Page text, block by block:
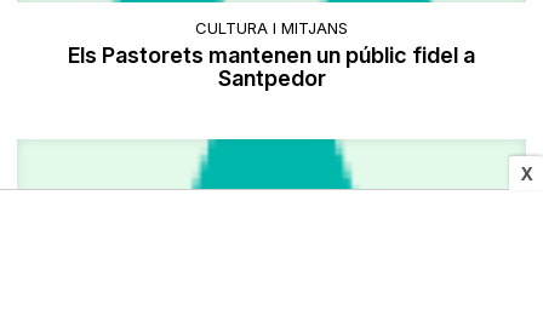
X
CULTURA I MITJANS
Els Pastorets mantenen un públic fidel a
Santpedor